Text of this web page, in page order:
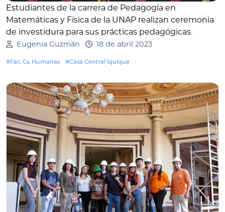
Estudiantes de la carrera de Pedagogía en
Matemáticas y Física de la UNAP realizan ceremonia
de investidura para sus prácticas pedagógicas.
Eugenia Guzmán 18 de abril 2023
#Fac. Cs. Humanas #Casa Central Iquique